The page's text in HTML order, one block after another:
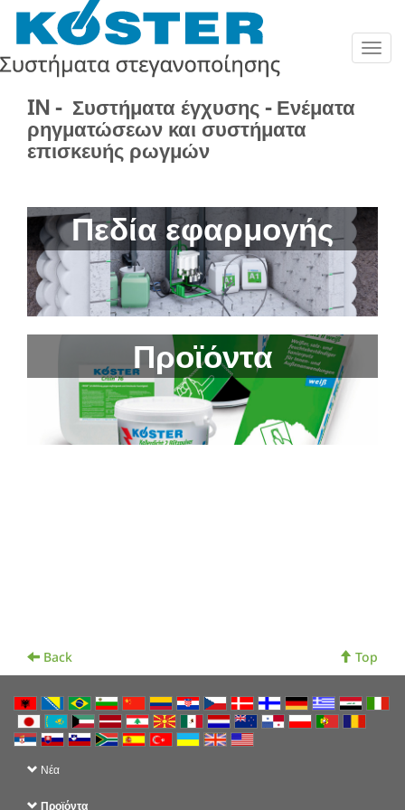
IN - Συστήματα έγχυσης - Ενέματα
ρηγματώσεων και συστήματα
επισκευής ρωγμών
Πεδία εφαρμογής
Προϊόντα
Back Top
Νέα
Προϊόντα